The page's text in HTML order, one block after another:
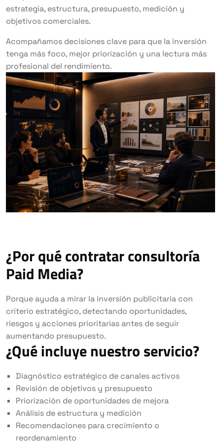
estrategia, estructura, presupuesto, medición y
objetivos comerciales.
Acompañamos decisiones clave para que la inversión
tenga más foco, mejor priorización y una lectura más
profesional del rendimiento.
¿Por qué contratar consultoría
Paid Media?
Porque ayuda a mirar la inversión publicitaria con
criterio estratégico, detectando oportunidades,
riesgos y acciones prioritarias antes de seguir
aumentando presupuesto.
¿Qué incluye nuestro servicio?
Diagnóstico estratégico de canales activos
Revisión de objetivos y presupuesto
Priorización de oportunidades de mejora
Análisis de estructura y medición
Recomendaciones para crecimiento o
reordenamiento